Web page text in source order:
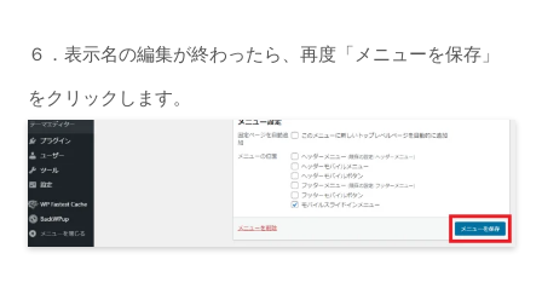
６．表示名の編集が終わったら、再度「メニューを保存」
をクリックします。